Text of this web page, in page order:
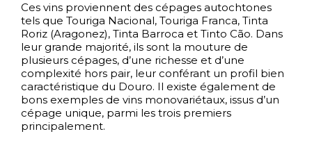
Ces vins proviennent des cépages autochtones
tels que Touriga Nacional, Touriga Franca, Tinta
Roriz (Aragonez), Tinta Barroca et Tinto Cão. Dans
leur grande majorité, ils sont la mouture de
plusieurs cépages, d’une richesse et d’une
complexité hors pair, leur conférant un profil bien
caractéristique du Douro. Il existe également de
bons exemples de vins monovariétaux, issus d’un
cépage unique, parmi les trois premiers
principalement.